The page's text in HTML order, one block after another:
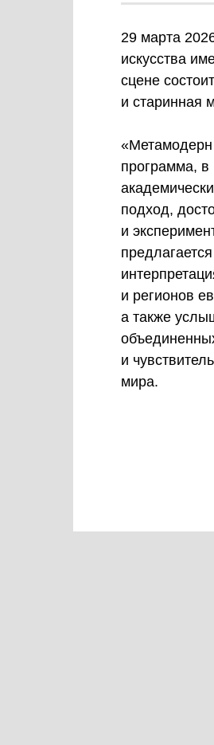
29 марта
искусства
сцене
и старинная
программа, в
подход,
и
и регионов
а также
и
мира.